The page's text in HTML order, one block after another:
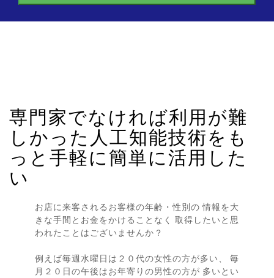
専門家でなければ利用が難
しかった人工知能技術をも
っと手軽に簡単に活用した
い
お店に来客されるお客様の年齢・性別の 情報を大
きな手間とお金をかけることなく 取得したいと思
われたことはございませんか？
例えば毎週水曜日は２０代の女性の方が多い、 毎
月２０日の午後はお年寄りの男性の方が 多いとい